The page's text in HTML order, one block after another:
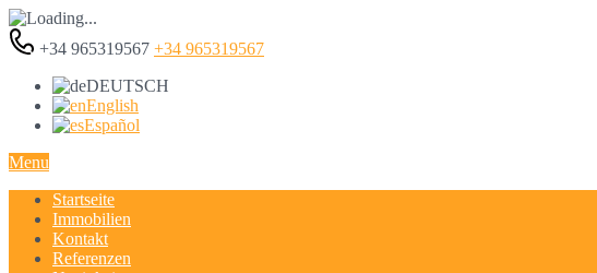
+34 965319567 +34 965319567
DEUTSCH
English
Español
Menu
Startseite
Immobilien
Kontakt
Referenzen